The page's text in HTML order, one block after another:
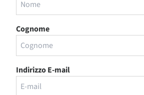
Cognome
Indirizzo E-mail